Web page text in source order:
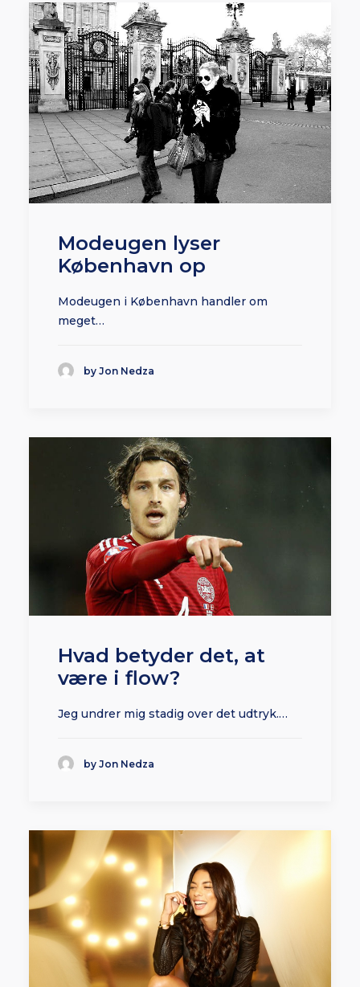
Modeugen lyser
København op
Modeugen i København handler om
meget…
by Jon Nedza
Hvad betyder det, at
være i flow?
Jeg undrer mig stadig over det udtryk.…
by Jon Nedza